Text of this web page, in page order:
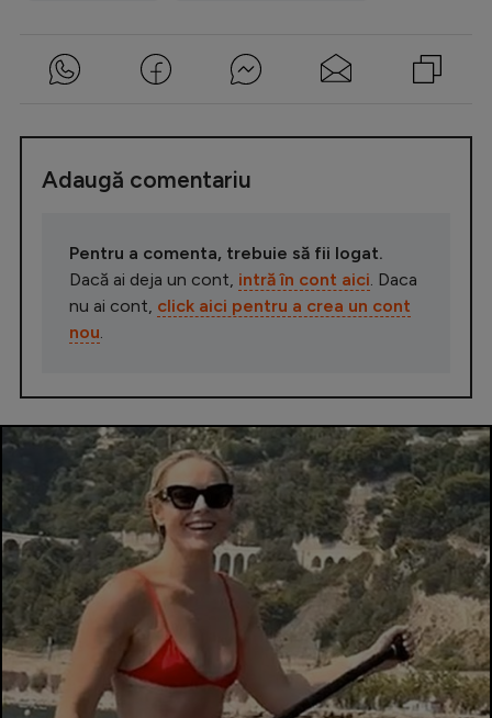
Adaugă comentariu
Pentru a comenta, trebuie să fii logat.
Dacă ai deja un cont, intră în cont aici. Daca
nu ai cont, click aici pentru a crea un cont
nou.